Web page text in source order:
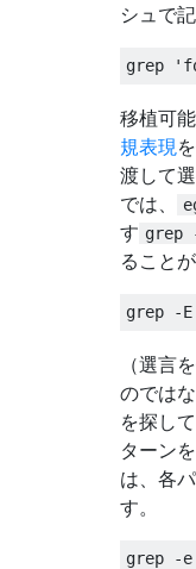
シュで
grep
移植可
規表現
渡して
では、
す grep
ること
grep -E
（選言
のでは
を探し
ターン
は、各
す。
grep -